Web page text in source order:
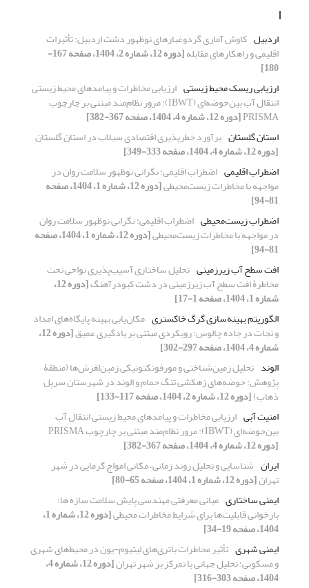
ا
اردبیل کاوش آماری گردوغبارهای نوظهور دشت اردبیل: تأثیرات
اقلیمی و راهکارهای مقابله [دوره 12، شماره 2، 1404، صفحه 167-
180]
ارزیابی ریسک محیط زیستی ارزیابی مخاطرات و پیامدهای محیط ‌زیستی
انتقال آب بین‌حوضه‌ای (IBWT): مرور نظام‌مند مبتنی بر چارچوب
PRISMA[دوره 12، شماره 4، 1404، صفحه 367-382]
استان گلستان برآورد خطرپذیری اقتصادی سیلاب در استان گلستان
[دوره 12، شماره 4، 1404، صفحه 333-349]
اضطراب اقلیمی اضطراب اقلیمی: نگرانی نوظهور سلامت روان در
مواجهه با مخاطرات زیست‌محیطی [دوره 12، شماره 1، 1404، صفحه
81-94]
اضطراب زیست‌محیطی اضطراب اقلیمی: نگرانی نوظهور سلامت روان
در مواجهه با مخاطرات زیست‌محیطی [دوره 12، شماره 1، 1404، صفحه
81-94]
افت سطح آب زیرزمینی تحلیل ساختاری آسیب‌پذیری نواحی تحت
مخاطرۀ افت سطح آب زیرزمینی در دشت کبودرآهنگ [دوره 12،
شماره 1، 1404، صفحه 1-17]
الگوریتم بهینه‌سازی گرگ خاکستری مکان‌یابی بهینه پایگاه‌های امداد
و نجات در جاده چالوس: رویکردی مبتنی بر یادگیری عمیق [دوره 12،
شماره 4، 1404، صفحه 297-302]
الوند تحلیل زمین‌شناختی و مورفوتکتونیکی زمین‌لغزش‌ها (منطقۀ
پژوهش: حوضه‌های زهکشی تنگ حمام و الوند در شهرستان سرپل
ذهاب)[دوره 12، شماره 2، 1404، صفحه 117-133]
امنیت آبی ارزیابی مخاطرات و پیامدهای محیط ‌زیستی انتقال آب
بین‌حوضه‌ای (IBWT): مرور نظام‌مند مبتنی بر چارچوب PRISMA
[دوره 12، شماره 4، 1404، صفحه 367-382]
ایران شناسایی و تحلیل روند زمانی – مکانی امواج گرمایی در شهر
تهران[دوره 12، شماره 1، 1404، صفحه 65-80]
ایمنی ساختاری مبانی معرفتی مهندسی پایش سلامت سازه ها؛
بازخوانی قابلیت‌ها برای شرایط مخاطرات محیطی [دوره 12، شماره 1،
1404، صفحه 19-34]
ایمنی شهری تأثیر مخاطرات باتری‌های لیتیوم-یون در محیط‌های شهری
و مسکونی: تحلیل جهانی با تمرکز بر شهر تهران [دوره 12، شماره 4،
1404، صفحه 303-316]